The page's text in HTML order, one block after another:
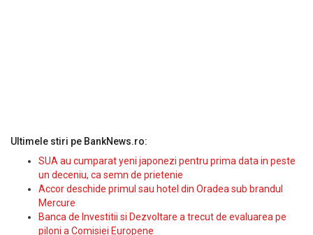
Ultimele stiri pe BankNews.ro:
SUA au cumparat yeni japonezi pentru prima data in peste
un deceniu, ca semn de prietenie
Accor deschide primul sau hotel din Oradea sub brandul
Mercure
Banca de Investitii si Dezvoltare a trecut de evaluarea pe
piloni a Comisiei Europene